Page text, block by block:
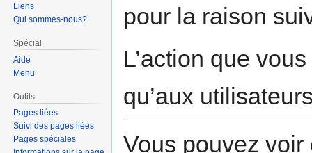
navigation
recherche
pour la raison
L’action que
qu’aux
Vous pouvez
Liens
Qui sommes-nous?
Spécial
Aide
Menu
Outils
Pages liées
Suivi des pages liées
Pages spéciales